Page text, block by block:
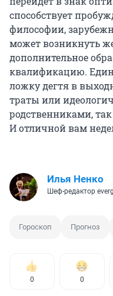
способствует
философии,
может возникнуть
дополнительное
квалификацию.
ложку дегтя в
траты или
родственниками, так
И отличной вам
Илья Ненко
Шеф-редактор
Гороскоп Прогноз
0 0